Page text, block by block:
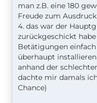
man z.B. eine 180
Freude zum
4. das war der
zurückgeschickt
Betätigungen
überhaupt
anhand der
dachte mir damals
Chance)